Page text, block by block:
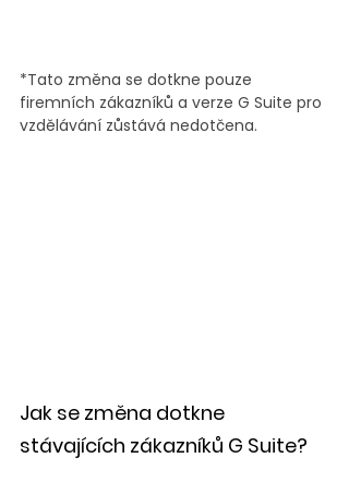
*Tato změna se dotkne pouze
firemních zákazníků a verze G Suite pro
vzdělávání zůstává nedotčena.
Jak se změna dotkne
stávajících zákazníků G Suite?